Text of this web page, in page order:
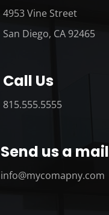
4953 Vine Street
San Diego, CA 92465
Call Us
815.555.5555
Send us a mail
info@mycomapny.com